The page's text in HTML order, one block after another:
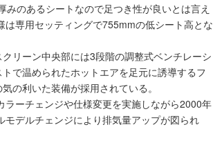
のあるシートなので足つき性が良いとは言え
専用セッティングで755mmの低シート高とな
リーン中央部には3段階の調整式ベンチレーシ
で温められたホットエアを足元に誘導するフ
の利いた装備が採用されている。
ーチェンジや仕様変更を実施しながら2000年
デルチェンジにより排気量アップが図られ